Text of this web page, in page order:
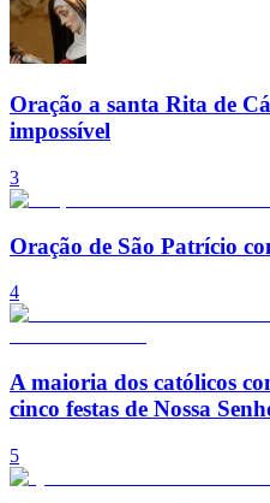
Oração a santa Rita de
impossível
3
Oração de São Patrício
4
A maioria dos católicos
cinco festas de Nossa
5